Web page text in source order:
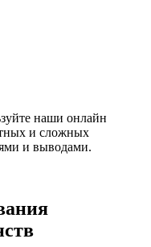
наши онлайн
и сложных
и выводами.